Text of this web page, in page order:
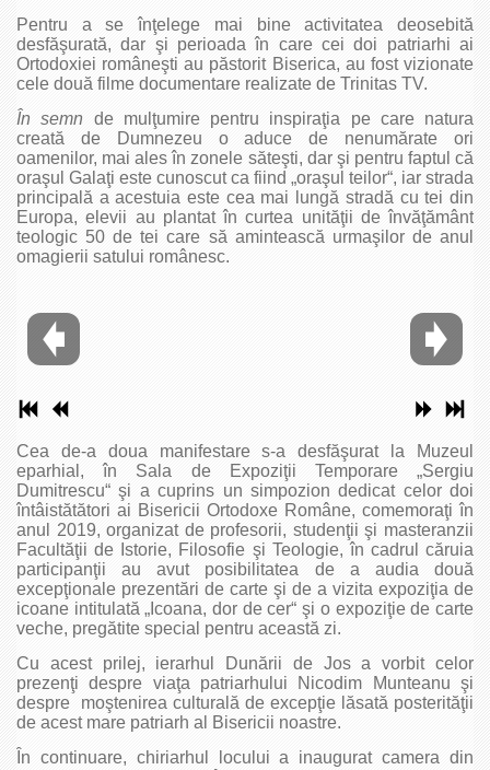
Pentru a se înţelege mai bine activitatea deosebită
desfăşurată, dar şi perioada în care cei doi patriarhi ai
Ortodoxiei româneşti au păstorit Biserica, au fost vizionate
cele două filme documentare realizate de Trinitas TV.
În semn de mulţumire pentru inspiraţia pe care natura
creată de Dumnezeu o aduce de nenumărate ori
oamenilor, mai ales în zonele săteşti, dar şi pentru faptul că
oraşul Galaţi este cunoscut ca fiind „oraşul teilor“, iar strada
principală a acestuia este cea mai lungă stradă cu tei din
Europa, elevii au plantat în curtea unităţii de învăţământ
teologic 50 de tei care să amintească urmaşilor de anul
omagierii satului românesc.
Cea de-a doua manifestare s-a desfăşurat la Muzeul
eparhial, în Sala de Expoziţii Temporare „Sergiu
Dumitrescu“ şi a cuprins un simpozion dedicat celor doi
întâistătători ai Bisericii Ortodoxe Române, comemoraţi în
anul 2019, organizat de profesorii, studenţii şi masteranzii
Facultăţii de Istorie, Filosofie şi Teologie, în cadrul căruia
participanţii au avut posibilitatea de a audia două
excepţionale prezentări de carte şi de a vizita expoziţia de
icoane intitulată „Icoana, dor de cer“ şi o expoziţie de carte
veche, pregătite special pentru această zi.
Cu acest prilej, ierarhul Dunării de Jos a vorbit celor
prezenţi despre viaţa patriarhului Nicodim Munteanu şi
despre moştenirea culturală de excepţie lăsată posterităţii
de acest mare patriarh al Bisericii noastre.
În continuare, chiriarhul locului a inaugurat camera din